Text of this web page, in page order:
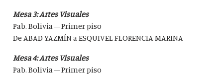
Mesa 3: Artes Visuales
Pab. Bolivia – Primer piso
De ABAD YAZMÍN a ESQUIVEL FLORENCIA MARINA
Mesa 4: Artes Visuales
Pab. Bolivia – Primer piso